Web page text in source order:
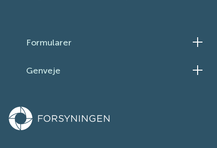
Formularer
Skift elleverandør
Ansøg om vandrefusion
Få fjernvarme
Genveje
Tilgængelighedserklæring